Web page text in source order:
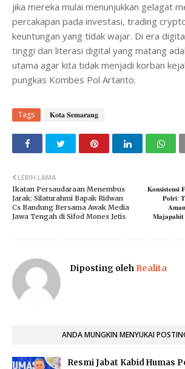
jika mereka mulai menunjukkan gelagat
percakapan pada investasi, trading
keuntungan yang tidak wajar. Di era
tinggi dan literasi digital yang matang
utama agar kita tidak menjadi korban
pungkas Kombes Pol Artanto.
Tags 𝐊𝐨𝐭𝐚 𝐒𝐞𝐦𝐚𝐫𝐚𝐧𝐠
𝐏𝐨𝐥𝐫𝐢:
LEBIH LAMA
Ikatan Persaudaraan Menembus
Jarak: Silaturahmi Bapak Ridwan
Cs Bandung Bersama Awak Media
Jawa Tengah di Sifod Mones Jetis
Diposting oleh Realita
ANDA MUNGKIN MENYUKAI
Resmi Jabat Kabid Humas